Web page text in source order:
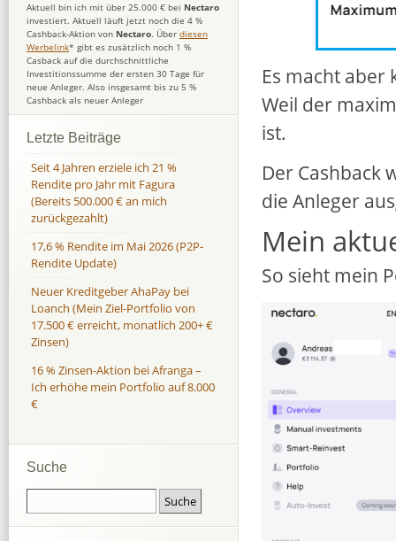
Es macht aber
Weil der
ist.
Der Cashback
die Anleger
Mein
So sieht mein
Aktuell bin ich mit über 25.000 € bei Nectaro
investiert. Aktuell läuft jetzt noch die 4 %
Cashback-Aktion von Nectaro. Über diesen
Werbelink* gibt es zusätzlich noch 1 %
Casback auf die durchschnittliche
Investitionssumme der ersten 30 Tage für
neue Anleger. Also insgesamt bis zu 5 %
Cashback als neuer Anleger
Letzte Beiträge
Seit 4 Jahren erziele ich 21 %
Rendite pro Jahr mit Fagura
(Bereits 500.000 € an mich
zurückgezahlt)
17,6 % Rendite im Mai 2026 (P2P-
Rendite Update)
Neuer Kreditgeber AhaPay bei
Loanch (Mein Ziel-Portfolio von
17.500 € erreicht, monatlich 200+ €
Zinsen)
16 % Zinsen-Aktion bei Afranga –
Ich erhöhe mein Portfolio auf 8.000
€
Suche